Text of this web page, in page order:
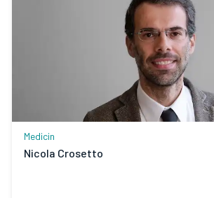
Medicin
Nicola Crosetto